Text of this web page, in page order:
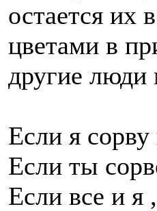
остается их
цветами в
другие люди
Если я сорву
Если ты
Если все и я